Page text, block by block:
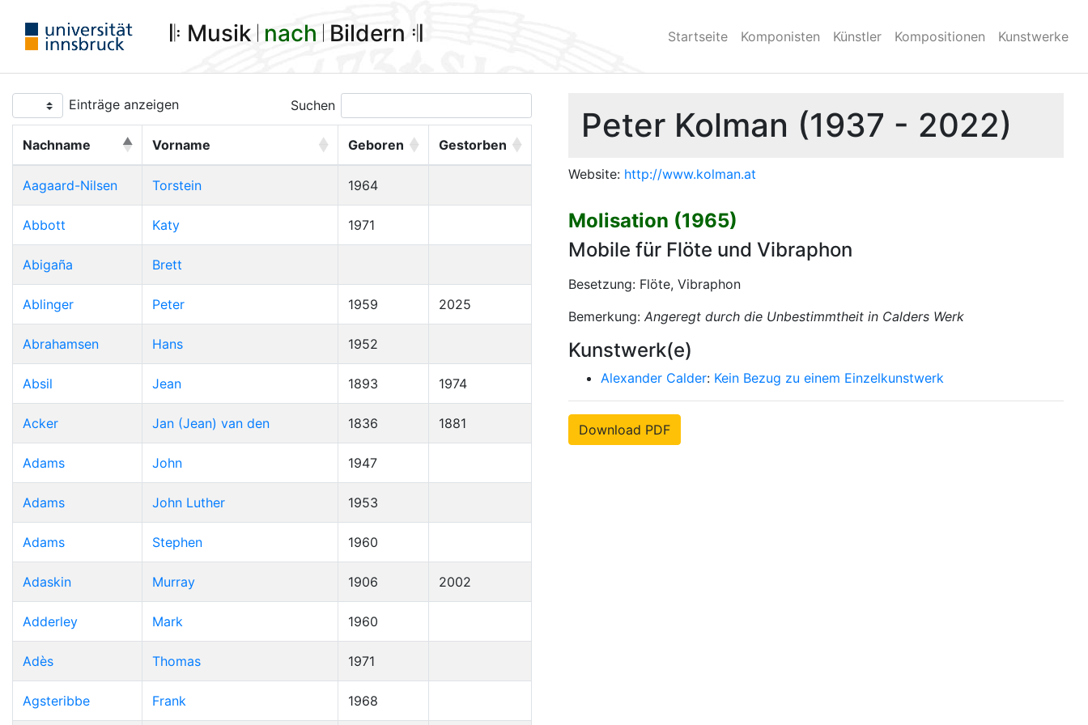
𝄆 Musik 𝄀 nach 𝄀 Bildern 𝄇 Startseite Komponisten Künstler Kompositionen Kunstwerke
Einträge anzeigen Suchen
Nachname Vorname Geboren Gestorben
Aagaard-Nilsen Torstein 1964
Abbott Katy 1971
Abigaña Brett
Ablinger Peter 1959 2025
Abrahamsen Hans 1952
Absil Jean 1893 1974
Acker Jan (Jean) van den 1836 1881
Adams John 1947
Adams John Luther 1953
Adams Stephen 1960
Adaskin Murray 1906 2002
Adderley Mark 1960
Adès Thomas 1971
Agsteribbe Frank 1968
Peter Kolman (1937 - 2022)
Website: http://www.kolman.at
Molisation (1965)
Mobile für Flöte und Vibraphon
Besetzung: Flöte, Vibraphon
Bemerkung: Angeregt durch die Unbestimmtheit in Calders Werk
Kunstwerk(e)
Alexander Calder: Kein Bezug zu einem Einzelkunstwerk
Download PDF